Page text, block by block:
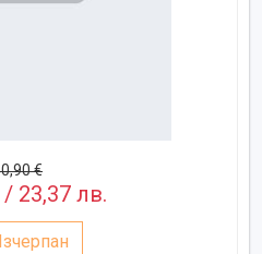
€
23,37 лв.